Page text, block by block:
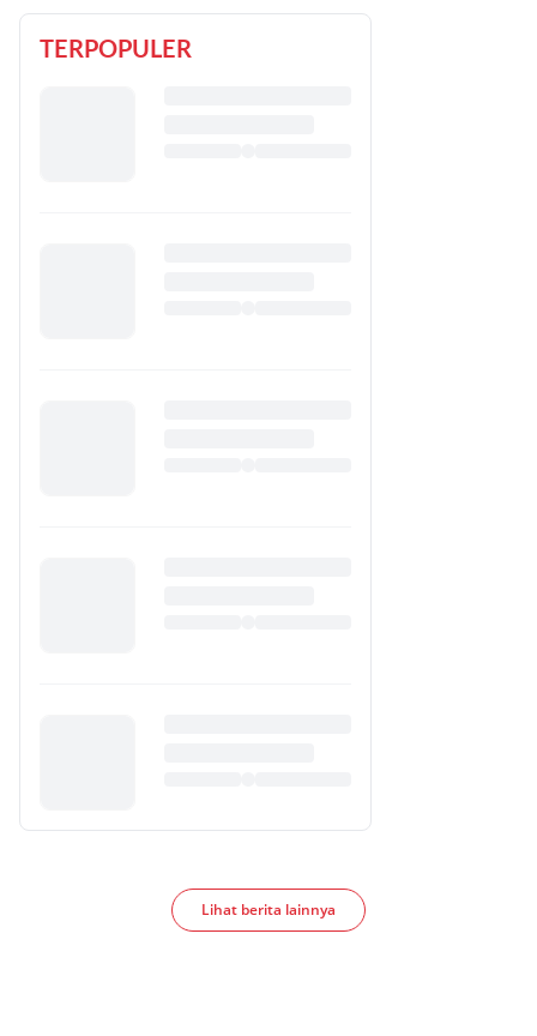
TERPOPULER
Lihat berita lainnya